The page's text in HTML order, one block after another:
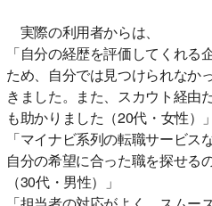
実際の利用者からは、
「自分の経歴を評価してくれる
ため、自分では見つけられなか
きました。また、スカウト経由
も助かりました（20代・女性）」
「マイナビ系列の転職サービス
自分の希望に合った職を探せる
（30代・男性）」